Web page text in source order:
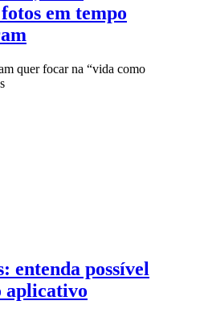
em tempo
quer focar na “vida como
entenda possível
aplicativo